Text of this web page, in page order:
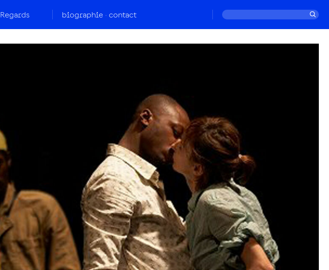
Regards biographie contact